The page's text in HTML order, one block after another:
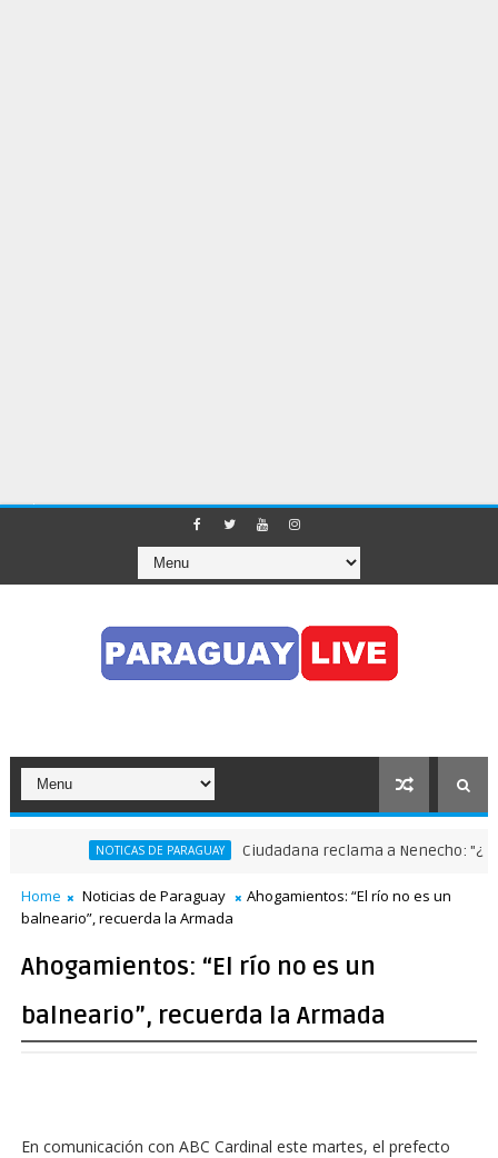
NOTICAS DE PARAGUAY Ciudadana reclama a Nenecho:
Home Noticias de Paraguay
Ahogamientos: “El río no es un
balneario”, recuerda la Armada
Ahogamientos: “El río no es un
balneario”, recuerda la Armada
En comunicación con ABC Cardinal este martes, el prefecto